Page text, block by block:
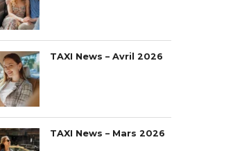
TAXI News – Avril 2026
TAXI News – Mars 2026